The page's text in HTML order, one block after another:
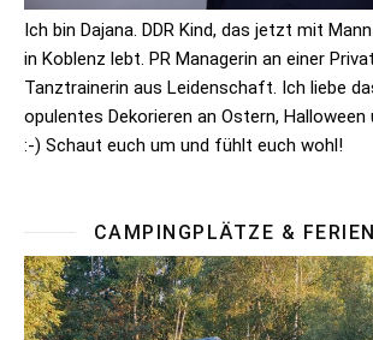
Ich bin Dajana. DDR Kind, das jetzt mit
in Koblenz lebt. PR Managerin an einer
Tanztrainerin aus Leidenschaft. Ich liebe
opulentes Dekorieren an Ostern, Halloween
:-) Schaut euch um und fühlt euch wohl!
CAMPINGPLÄTZE &